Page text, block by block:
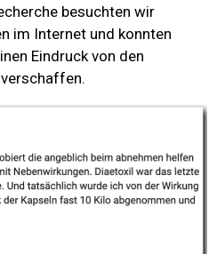
besuchten wir
im Internet und konnten
Eindruck von den